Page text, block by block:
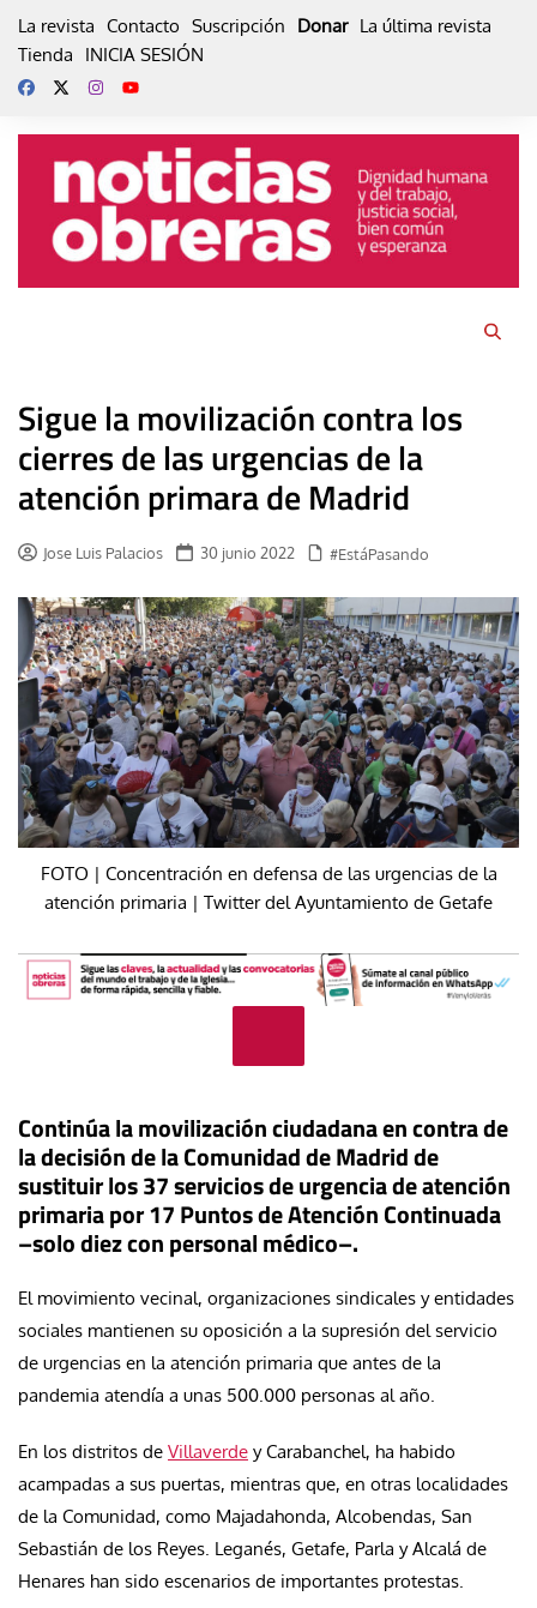
La revista Contacto Suscripción Donar La última revista
Tienda
INICIA SESIÓN
Sigue la movilización contra los
cierres de las urgencias de la
atención primara de Madrid
Jose Luis Palacios 30 junio 2022 #EstáPasando
FOTO | Concentración en defensa de las urgencias de la
atención primaria | Twitter del Ayuntamiento de Getafe
Continúa la movilización ciudadana en contra de
la decisión de la Comunidad de Madrid de
sustituir los 37 servicios de urgencia de atención
primaria por 17 Puntos de Atención Continuada
–solo diez con personal médico–.
El movimiento vecinal, organizaciones sindicales y entidades
sociales mantienen su oposición a la supresión del servicio
de urgencias en la atención primaria que antes de la
pandemia atendía a unas 500.000 personas al año.
En los distritos de Villaverde y Carabanchel, ha habido
acampadas a sus puertas, mientras que, en otras localidades
de la Comunidad, como Majadahonda, Alcobendas, San
Sebastián de los Reyes. Leganés, Getafe, Parla y Alcalá de
Henares han sido escenarios de importantes protestas.